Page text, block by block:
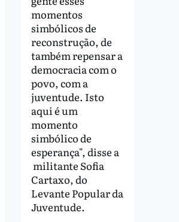
momentos
simbólicos de
reconstrução, de
também repensar a
democracia com o
povo, com a
juventude. Isto
aqui é um
momento
simbólico de
esperança", disse a
militante Sofia
Cartaxo, do
Levante Popular da
Juventude.